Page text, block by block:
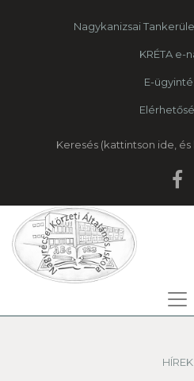
Nagykanizsai
KRÉTA e-
E-
Keresés
HÍREK